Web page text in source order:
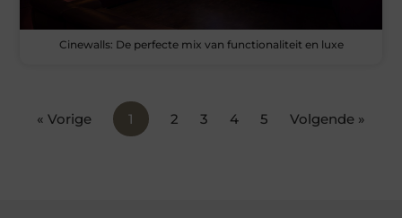
Cinewalls: De perfecte mix van functionaliteit en luxe
« Vorige 1 2 3 4 5 Volgende »